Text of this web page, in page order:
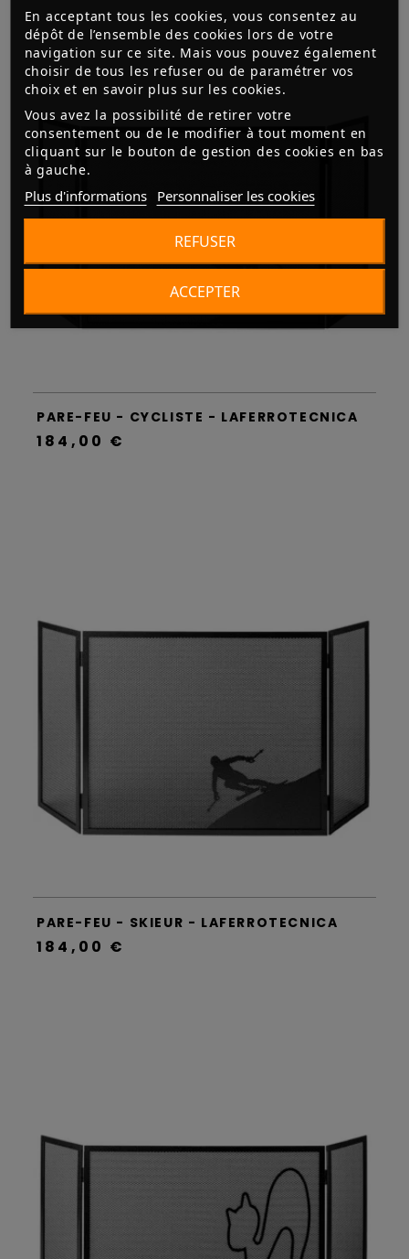
En acceptant tous les cookies, vous consentez au
dépôt de l’ensemble des cookies lors de votre
navigation sur ce site. Mais vous pouvez également
choisir de tous les refuser ou de paramétrer vos
choix et en savoir plus sur les cookies.
Vous avez la possibilité de retirer votre
consentement ou de le modifier à tout moment en
cliquant sur le bouton de gestion des cookies en bas
à gauche.
Plus d'informations Personnaliser les cookies
REFUSER
ACCEPTER
PARE-FEU - CYCLISTE - LAFERROTECNICA
184,00 €
PARE-FEU - SKIEUR - LAFERROTECNICA
184,00 €